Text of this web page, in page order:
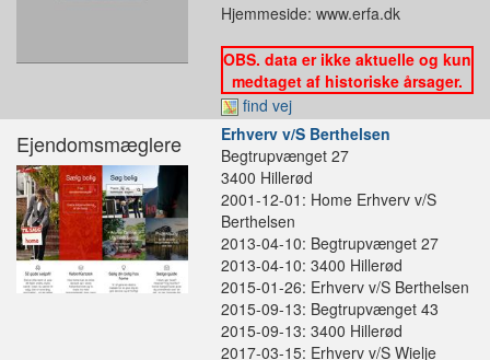
Hjemmeside: www.erfa.dk
OBS. data er ikke aktuelle og kun
medtaget af historiske årsager.
find vej
Ejendomsmæglere
Erhverv v/S Berthelsen
Begtrupvænget 27
3400 Hillerød
2001-12-01: Home Erhverv v/S
Berthelsen
2013-04-10: Begtrupvænget 27
2013-04-10: 3400 Hillerød
2015-01-26: Erhverv v/S Berthelsen
2015-09-13: Begtrupvænget 43
2015-09-13: 3400 Hillerød
2017-03-15: Erhverv v/S Wielje